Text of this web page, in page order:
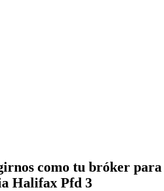
como tu bróker para
Halifax Pfd 3